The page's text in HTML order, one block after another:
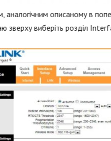
аналогічним описаному в
зверху виберіть розділ